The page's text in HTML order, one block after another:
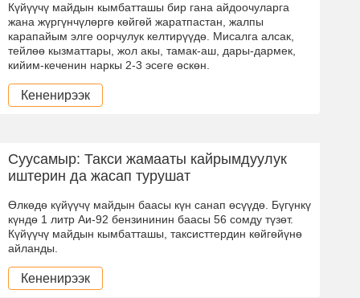
Күйүүчү майдын кымбатташы бир гана айдоочуларга
жана жүргүнчүлөргө көйгөй жаратпастан, жалпы
карапайым элге оорчулук келтирүүдө. Мисалга алсак,
тейлөө кызматтары, жол акы, тамак-аш, дары-дармек,
кийим-кеченин наркы 2-3 эсеге өскөн.
Кененирээк
Суусамыр: Такси жамааты кайрымдуулук
иштерин да жасап турушат
Өлкөдө күйүүчү майдын баасы күн санап өсүүдө. Бүгүнкү
күндө 1 литр Аи-92 бензининин баасы 56 сомду түзөт.
Күйүүчү майдын кымбатташы, таксисттердин көйгөйүнө
айланды.
Кененирээк